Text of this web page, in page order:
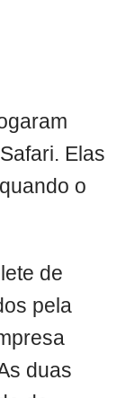
Elas
o
de
pela
duas